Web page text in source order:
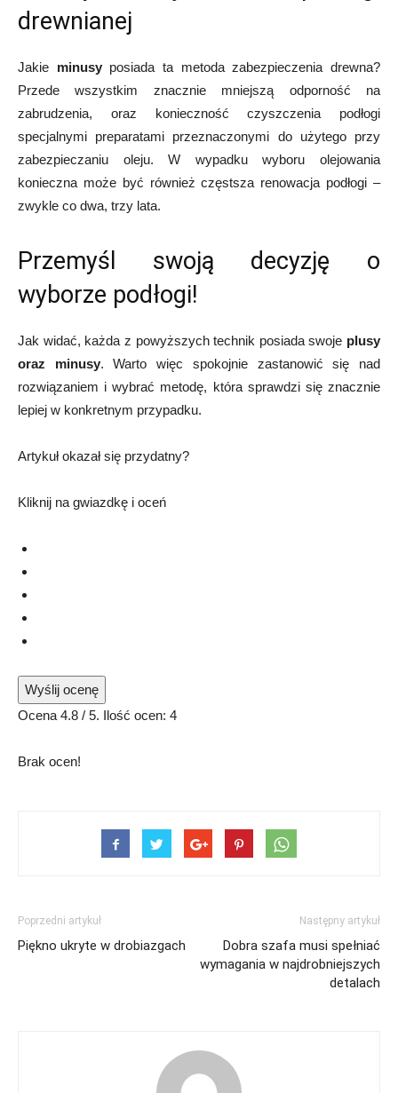
drewnianej
Jakie minusyposiada ta metoda zabezpieczenia drewna?
Przede wszystkim znacznie mniejszą odporność na
zabrudzenia, oraz konieczność czyszczenia podłogi
specjalnymi preparatami przeznaczonymi do użytego przy
zabezpieczaniu oleju. W wypadku wyboru olejowania
konieczna może być również częstsza renowacja podłogi –
zwykle co dwa, trzy lata.
Przemyśl swoją decyzję o
wyborze podłogi!
Jak widać, każda z powyższych technik posiada swoje plusy
oraz minusy. Warto więc spokojnie zastanowić się nad
rozwiązaniem i wybrać metodę, która sprawdzi się znacznie
lepiej w konkretnym przypadku.
Artykuł okazał się przydatny?
Kliknij na gwiazdkę i oceń
Wyślij ocenę
Ocena 4.8 / 5. Ilość ocen: 4
Brak ocen!
Poprzedni artykuł
Piękno ukryte w drobiazgach
Następny artykuł
Dobra szafa musi spełniać
wymagania w najdrobniejszych
detalach